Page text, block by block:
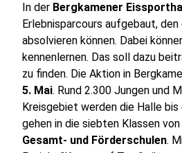
In der Bergkamener
Erlebnisparcours aufgebaut, den
absolvieren können. Dabei
kennenlernen. Das soll dazu
zu finden. Die Aktion in
5. Mai. Rund 2.300 Jungen und
Kreisgebiet werden die Halle bis
gehen in die siebten Klassen von
Gesamt- und Förderschulen.